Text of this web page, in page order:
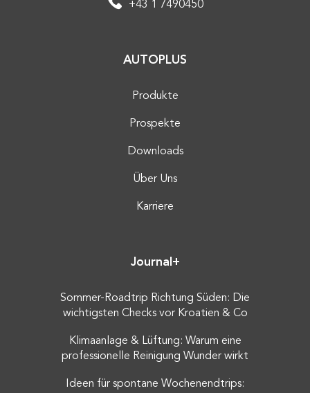
+43 1 7490450
AUTOPLUS
Produkte
Prospekte
Downloads
Über Uns
Karriere
Journal+
Sommer-Roadtrip Richtung Süden: Die
wichtigsten Checks vor Kroatien & Co
Klimaanlage & Lüftung: Warum eine
professionelle Reinigung Wunder wirkt
Ideen für spontane Wochenendtrips: